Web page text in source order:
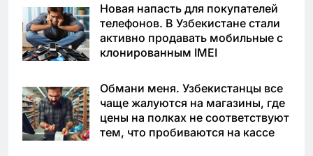
Новая напасть для покупателей
телефонов. В Узбекистане стали
активно продавать мобильные с
клонированным IMEI
Обмани меня. Узбекистанцы все
чаще жалуются на магазины, где
цены на полках не соответствуют
тем, что пробиваются на кассе